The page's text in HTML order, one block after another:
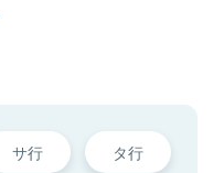
サ行 タ行